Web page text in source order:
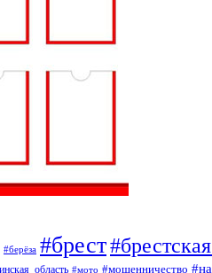
#берёза #брест
#мото #мошенничество